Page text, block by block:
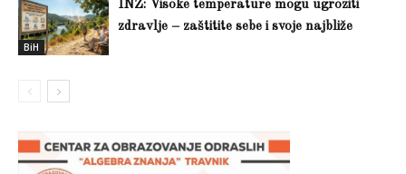
BiH
INZ: Visoke temperature mogu ugroziti
zdravlje – zaštitite sebe i svoje najbliže